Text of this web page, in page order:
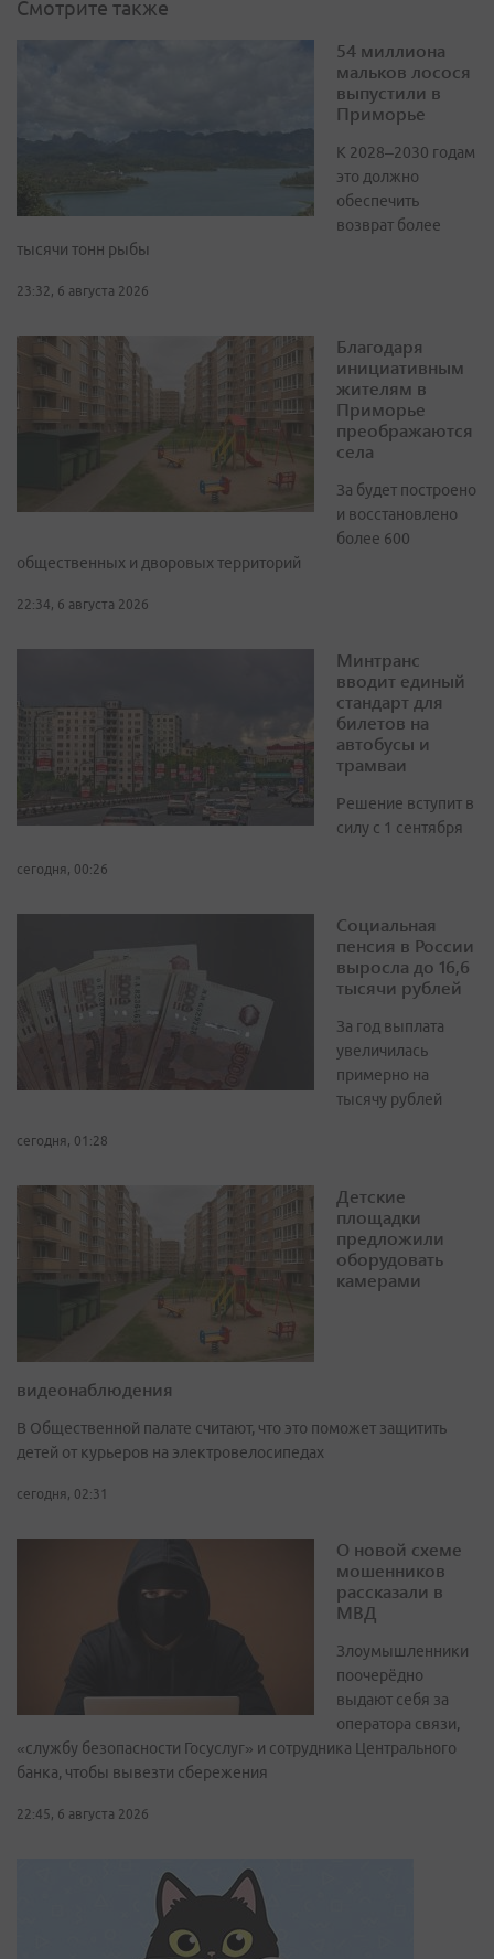
Смотрите также
54 миллиона
мальков лосося
выпустили в
Приморье
К 2028–2030 годам
это должно
обеспечить
возврат более
тысячи тонн рыбы
23:32, 6 августа 2026
Благодаря
инициативным
жителям в
Приморье
преображаются
села
За будет построено
и восстановлено
более 600
общественных и дворовых территорий
22:34, 6 августа 2026
Минтранс
вводит единый
стандарт для
билетов на
автобусы и
трамваи
Решение вступит в
силу с 1 сентября
сегодня, 00:26
Социальная
пенсия в России
выросла до 16,6
тысячи рублей
За год выплата
увеличилась
примерно на
тысячу рублей
сегодня, 01:28
Детские
площадки
предложили
оборудовать
камерами
видеонаблюдения
В Общественной палате считают, что это поможет защитить
детей от курьеров на электровелосипедах
сегодня, 02:31
О новой схеме
мошенников
рассказали в
МВД
Злоумышленники
поочерёдно
выдают себя за
оператора связи,
«службу безопасности Госуслуг» и сотрудника Центрального
банка, чтобы вывезти сбережения
22:45, 6 августа 2026